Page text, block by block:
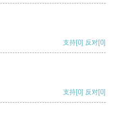
支持[0] 反对[0]
支持[0] 反对[0]